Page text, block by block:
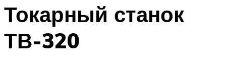
Токарный станок
ТВ-320